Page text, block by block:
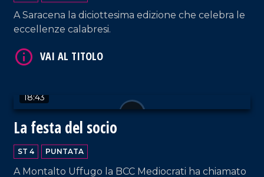
A Saracena la diciottesima edizione che celebra le
eccellenze calabresi.
18:43
La festa del socio
ST 4 PUNTATA
A Montalto Uffugo la BCC Mediocrati ha chiamato
VAI AL TITOLO